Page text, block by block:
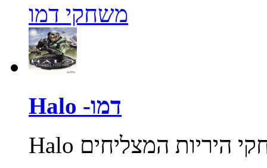
משחקי דמו
Halo -דמו